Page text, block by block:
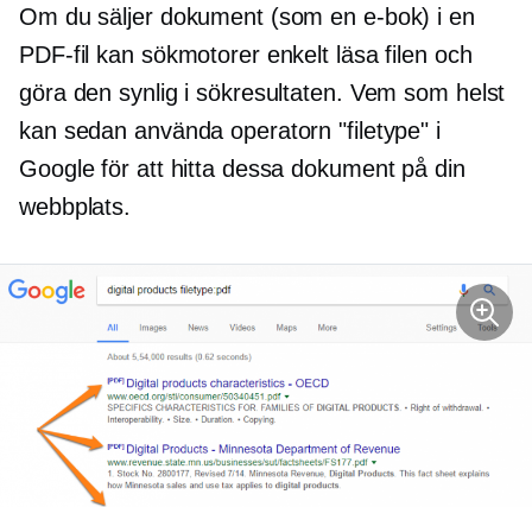
Om du säljer dokument (som en e-bok) i en
PDF-fil kan sökmotorer enkelt läsa filen och
göra den synlig i sökresultaten. Vem som helst
kan sedan använda operatorn "filetype" i
Google för att hitta dessa dokument på din
webbplats.